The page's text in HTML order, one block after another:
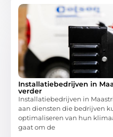
Installatiebedrijven in
verder
Installatiebedrijven in
aan diensten die bedrijven
optimaliseren van hun
gaat om de